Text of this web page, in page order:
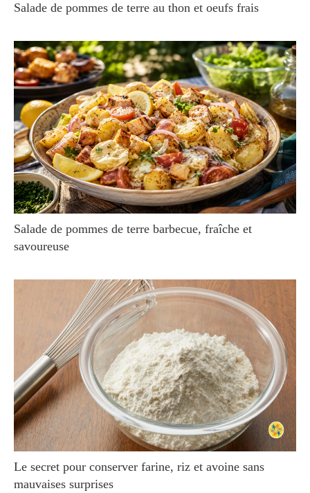
Salade de pommes de terre au thon et oeufs frais
Salade de pommes de terre barbecue, fraîche et
savoureuse
Le secret pour conserver farine, riz et avoine sans
mauvaises surprises